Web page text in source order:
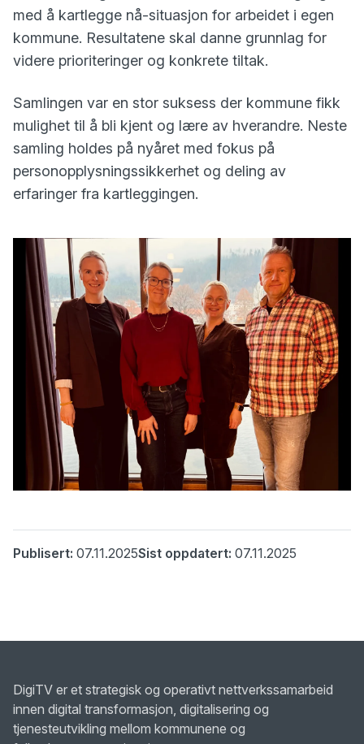
med å kartlegge nå-situasjon for arbeidet i egen
kommune. Resultatene skal danne grunnlag for
videre prioriteringer og konkrete tiltak.
Samlingen var en stor suksess der kommune fikk
mulighet til å bli kjent og lære av hverandre. Neste
samling holdes på nyåret med fokus på
personopplysningssikkerhet og deling av
erfaringer fra kartleggingen.
Publisert: 07.11.2025Sist oppdatert: 07.11.2025
DigiTV er et strategisk og operativt nettverkssamarbeid
innen digital transformasjon, digitalisering og
tjenesteutvikling mellom kommunene og